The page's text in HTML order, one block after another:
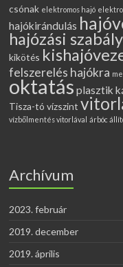
csónak elektromos hajó
hajókirándulás
hajózási
kikötés
felszerelés hajókra
oktatás plasztik
Tisza-tó vízszint
vízbőlmentés vitorlával árbóc
Archívum
2023. február
2019. december
2019. április